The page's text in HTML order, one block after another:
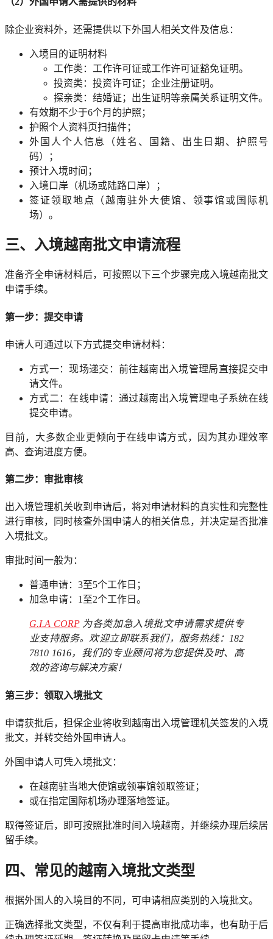
除企业资料外，还需提供以下外国人相关文件及信息：
入境目的证明材料
工作类：工作许可证或工作许可证豁免证明。
投资类：投资许可证；企业注册证明。
探亲类：结婚证；出生证明等亲属关系证明文件。
有效期不少于6个月的护照；
护照个人资料页扫描件；
外国人个人信息（姓名、国籍、出生日期、护照号
码）；
预计入境时间；
入境口岸（机场或陆路口岸）；
签证领取地点（越南驻外大使馆、领事馆或国际机
场）。
三、入境越南批文申请流程
准备齐全申请材料后，可按照以下三个步骤完成入境越南批文
申请手续。
第一步：提交申请
申请人可通过以下方式提交申请材料：
方式一：现场递交：前往越南出入境管理局直接提交申
请文件。
方式二：在线申请：通过越南出入境管理电子系统在线
提交申请。
目前，大多数企业更倾向于在线申请方式，因为其办理效率
高、查询进度方便。
第二步：审批审核
出入境管理机关收到申请后，将对申请材料的真实性和完整性
进行审核，同时核查外国申请人的相关信息，并决定是否批准
入境批文。
审批时间一般为：
普通申请：3至5个工作日；
加急申请：1至2个工作日。
G.I.A CORP为各类加急入境批文申请需求提供专
业支持服务。欢迎立即联系我们，服务热线：182
7810 1616，我们的专业顾问将为您提供及时、高
效的咨询与解决方案！
第三步：领取入境批文
申请获批后，担保企业将收到越南出入境管理机关签发的入境
批文，并转交给外国申请人。
外国申请人可凭入境批文：
在越南驻当地大使馆或领事馆领取签证；
或在指定国际机场办理落地签证。
取得签证后，即可按照批准时间入境越南，并继续办理后续居
留手续。
四、常见的越南入境批文类型
根据外国人的入境目的不同，可申请相应类别的入境批文。
正确选择批文类型，不仅有利于提高审批成功率，也有助于后